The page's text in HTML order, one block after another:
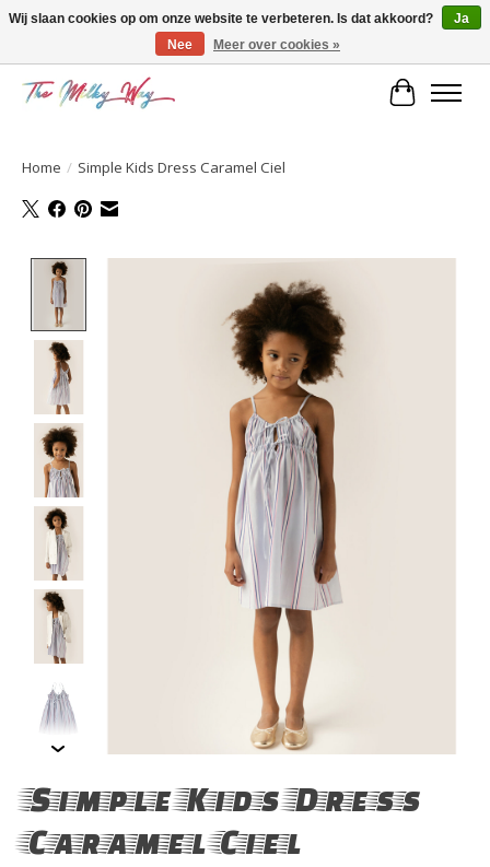
Home / Simple Kids Dress Caramel Ciel
Product image slideshow Items
Simple Kids Dress
Caramel Ciel
Wij slaan cookies op om onze website te verbeteren. Is dat akkoord?
Ja
Nee
Meer over cookies »